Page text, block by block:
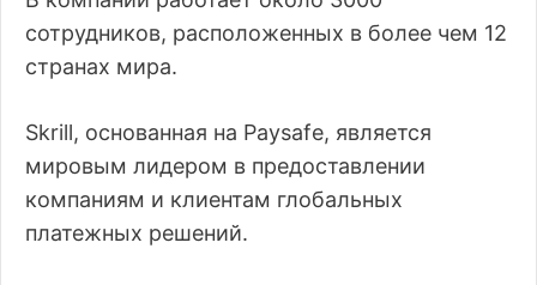
сотрудников, расположенных в более чем 12
странах мира.
Skrill, основанная на Paysafe, является
мировым лидером в предоставлении
компаниям и клиентам глобальных
платежных решений.